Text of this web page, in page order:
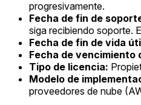
progresivamente.
Fecha de fin de
siga recibiendo soporte.
Fecha de fin de vida
Fecha de
Tipo de licencia:
Modelo de
proveedores de nube